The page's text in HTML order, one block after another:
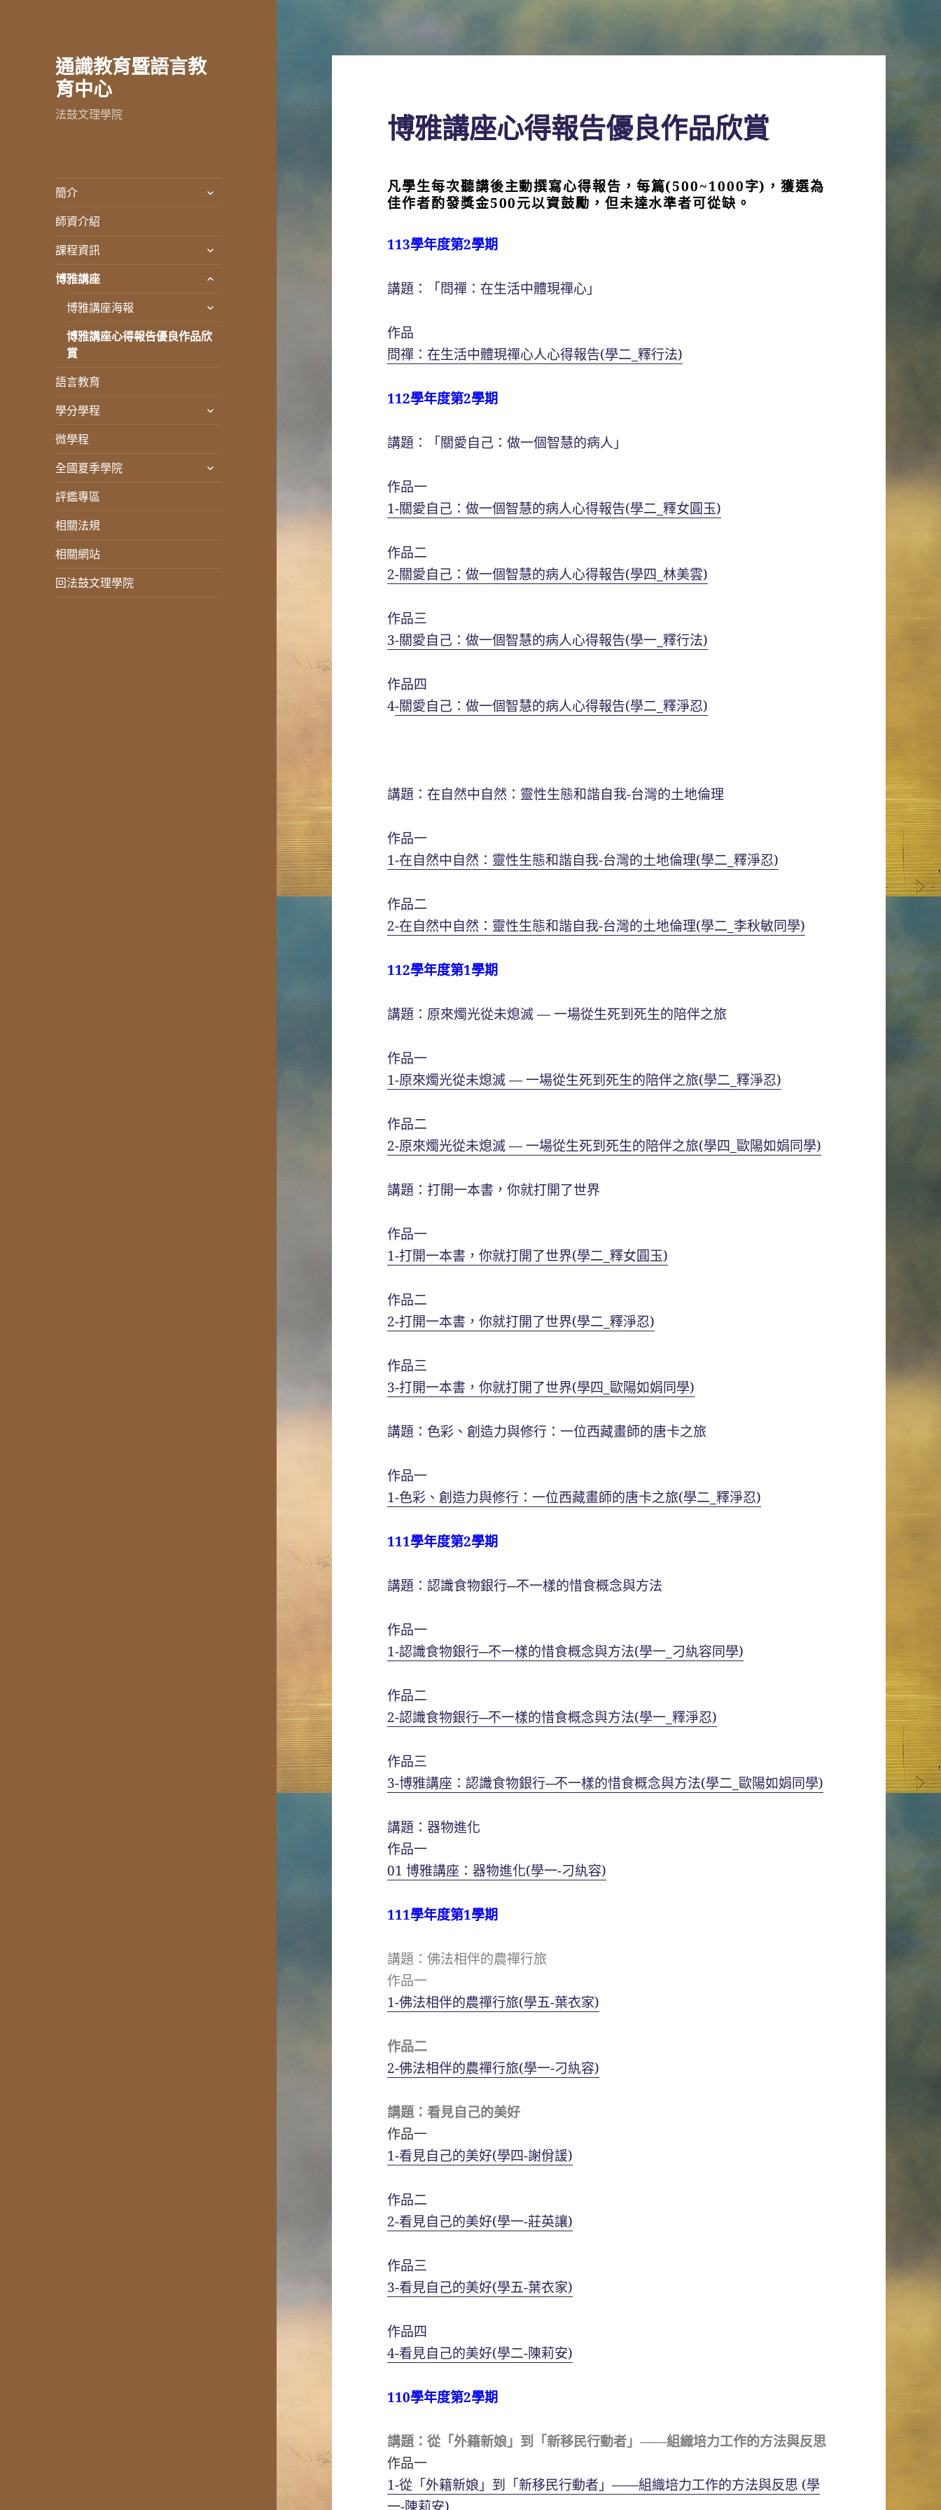
通識教育暨語言教
育中心
法鼓文理學院
簡介
展
單
師資介紹
課程資訊
展
子
單
博雅講座
展
子
選
單
博雅講座海報
展
子
博雅講座心得報告優良作品欣
賞
語言教育
學分學程
展
單
微學程
全國夏季學院
展
評鑑專區
相關法規
相關網站
回法鼓文理學院
博雅講座心得報告優良作品欣賞
凡學生每次聽講後主動撰寫心得報告，每篇(500~1000字)，獲選為
佳作者酌發獎金500元以資鼓勵，但未達水準者可從缺。
113學年度第2學期
講題：「問禪：在生活中體現禪心」
作品
問禪：在生活中體現禪心人心得報告(學二_釋行法)
112學年度第2學期
講題：「關愛自己：做一個智慧的病人」
作品一
1-關愛自己：做一個智慧的病人心得報告(學二_釋女圓玉)
作品二
2-關愛自己：做一個智慧的病人心得報告(學四_林美雲)
作品三
3-關愛自己：做一個智慧的病人心得報告(學一_釋行法)
作品四
4-關愛自己：做一個智慧的病人心得報告(學二_釋淨忍)
講題：在自然中自然：靈性生態和諧自我-台灣的土地倫理
作品一
1-在自然中自然：靈性生態和諧自我-台灣的土地倫理(學二_釋淨忍)
作品二
2-在自然中自然：靈性生態和諧自我-台灣的土地倫理(學二_李秋敏同學)
112學年度第1學期
講題：原來燭光從未熄滅 — 一場從生死到死生的陪伴之旅
作品一
1-原來燭光從未熄滅 — 一場從生死到死生的陪伴之旅(學二_釋淨忍)
作品二
2-原來燭光從未熄滅 — 一場從生死到死生的陪伴之旅(學四_歐陽如娟同學)
講題：打開一本書，你就打開了世界
作品一
1-打開一本書，你就打開了世界(學二_釋女圓玉)
作品二
2-打開一本書，你就打開了世界(學二_釋淨忍)
作品三
3-打開一本書，你就打開了世界(學四_歐陽如娟同學)
講題：色彩、創造力與修行：一位西藏畫師的唐卡之旅
作品一
1-色彩、創造力與修行：一位西藏畫師的唐卡之旅(學二_釋淨忍)
111學年度第2學期
講題：認識食物銀行─不一樣的惜食概念與方法
作品一
1-認識食物銀行─不一樣的惜食概念與方法(學一_刁紈容同學)
作品二
2-認識食物銀行─不一樣的惜食概念與方法(學一_釋淨忍)
作品三
3-博雅講座：認識食物銀行─不一樣的惜食概念與方法(學二_歐陽如娟同學)
講題：器物進化
作品一
01 博雅講座：器物進化(學一-刁紈容)
111學年度第1學期
講題：佛法相伴的農禪行旅
作品一
1-佛法相伴的農禪行旅(學五-葉衣家)
作品二
2-佛法相伴的農禪行旅(學一-刁紈容)
講題：看見自己的美好
作品一
1-看見自己的美好(學四-謝佾諼)
作品二
2-看見自己的美好(學一-莊英讓)
作品三
3-看見自己的美好(學五-葉衣家)
作品四
4-看見自己的美好(學二-陳莉安)
110學年度第2學期
講題：從「外籍新娘」到「新移民行動者」——組織培力工作的方法與反思
作品一
1-從「外籍新娘」到「新移民行動者」——組織培力工作的方法與反思 (學
一-陳莉安)